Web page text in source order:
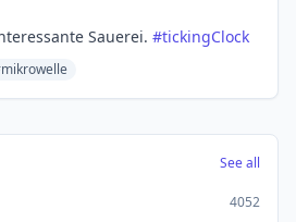
Sauerei. #tickingClock
See all
4052